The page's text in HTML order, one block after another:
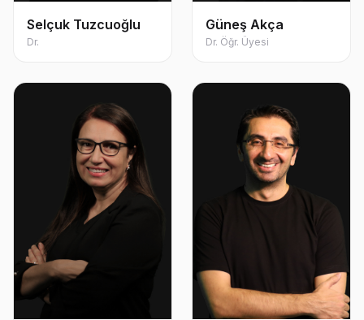
Selçuk Tuzcuoğlu
Dr.
Güneş Akça
Dr. Öğr. Üyesi